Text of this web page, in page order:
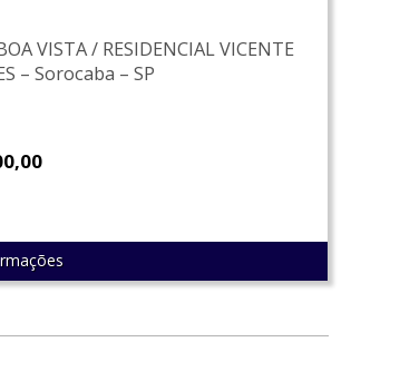
VISTA / RESIDENCIAL VICENTE
–Sorocaba –SP